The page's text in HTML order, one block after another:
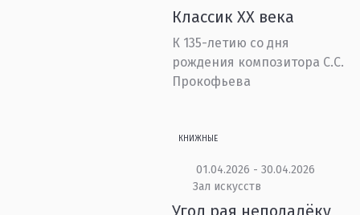
Классик XX века
К 135-летию со дня
рождения композитора С.С.
Прокофьева
КНИЖНЫЕ
01.04.2026 - 30.04.2026
Зал искусств
Угол рая неподалёку